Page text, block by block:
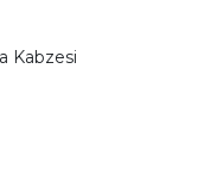
Kabzesi